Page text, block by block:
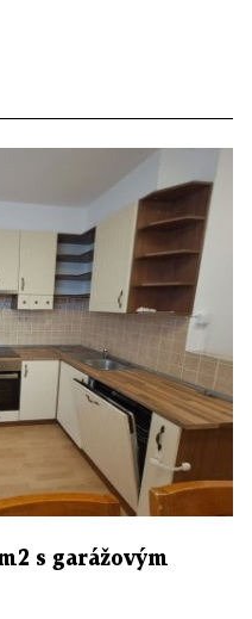
s garážovým